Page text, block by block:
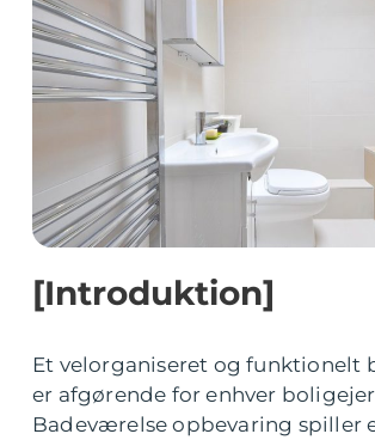
[Introduktion]
Et velorganiseret og funktionelt
er afgørende for enhver
Badeværelse opbevaring spiller